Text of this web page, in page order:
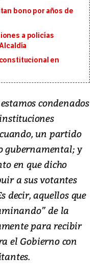
bono por años de
a policías
en
condenados
un partido
gubernamental; y
en que dicho
a sus votantes
decir, aquellos que
de la
para recibir
el Gobierno con